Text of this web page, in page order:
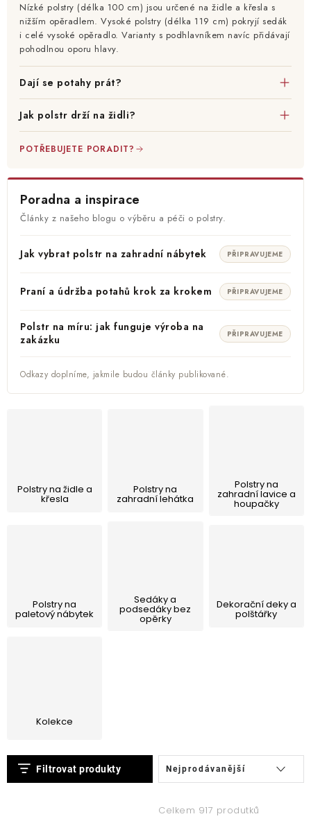
Nízké polstry (délka 100 cm) jsou určené na židle a křesla s
nižším opěradlem. Vysoké polstry (délka 119 cm) pokryjí sedák
i celé vysoké opěradlo. Varianty s podhlavníkem navíc přidávají
pohodlnou oporu hlavy.
Dají se potahy prát?
Jak polstr drží na židli?
POTŘEBUJETE PORADIT?
Poradna a inspirace
Články z našeho blogu o výběru a péči o polstry.
Jak vybrat polstr na zahradní nábytek PŘIPRAVUJEME
Praní a údržba potahů krok za krokem PŘIPRAVUJEME
Polstr na míru: jak funguje výroba na
zakázku
PŘIPRAVUJEME
Odkazy doplníme, jakmile budou články publikované.
Polstry na židle a
křesla
Polstry na
zahradní lehátka
Polstry na
zahradní lavice a
houpačky
Polstry na
paletový nábytek
Sedáky a
podsedáky bez
opěrky
Dekorační deky a
polštářky
Kolekce
Filtrovat produkty
V
ý
Celkem 917 produtků
Ř
a
z
Nejprodávanější